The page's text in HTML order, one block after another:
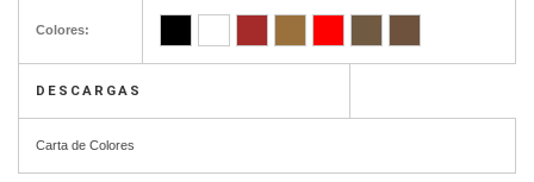
Colores:
DESCARGAS
Carta de Colores